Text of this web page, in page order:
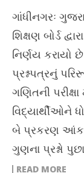
ગાંધીનગરઃ
શિક્ષણ બોર્ડ
નિર્ણય કરાયો
પ્રશ્નપત્રનું
ગણિતની
વિદ્યાર્થીઓને
બે પ્રકરણ
ગુણના પ્રશ્નો
READ MORE